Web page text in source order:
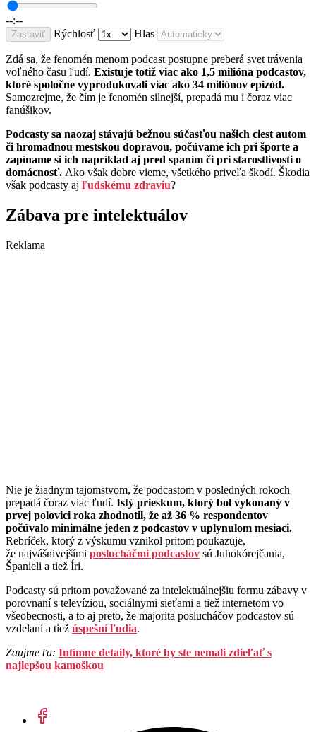
--:--
Zastaviť Rýchlosť Hlas
Zdá sa, že fenomén menom podcast postupne preberá svet trávenia
voľného času ľudí. Existuje totiž viac ako 1,5 milióna podcastov,
ktoré spoločne vyprodukovali viac ako 34 miliónov epizód.
Samozrejme, že čím je fenomén silnejší, prepadá mu i čoraz viac
fanúšikov.
Podcasty sa naozaj stávajú bežnou súčasťou našich ciest autom
či hromadnou mestskou dopravou, počúvame ich pri športe a
zapíname si ich napríklad aj pred spaním či pri starostlivosti o
domácnosť. Ako však dobre vieme, všetkého priveľa škodí. Škodia
však podcasty aj ľudskému zdraviu?
Zábava pre intelektuálov
Reklama
Nie je žiadnym tajomstvom, že podcastom v posledných rokoch
prepadá čoraz viac ľudí. Istý prieskum, ktorý bol vykonaný v
prvej polovici roka zhodnotil, že až 36 % respondentov
počúvalo minimálne jeden z podcastov v uplynulom mesiaci.
Rebríček, ktorý z výskumu vznikol pritom poukazuje,
že najvášnivejšími poslucháčmi podcastov sú Juhokórejčania,
Španieli a tiež Íri.
Podcasty sú pritom považované za intelektuálnejšiu formu zábavy v
porovnaní s televíziou, sociálnymi sieťami a tiež internetom vo
všeobecnosti, a to aj preto, že majorita poslucháčov podcastov sú
vzdelaní a tiež úspešní ľudia.
Zaujme ťa: Intímne detaily, ktoré by ste nemali zdieľať s
najlepšou kamoškou